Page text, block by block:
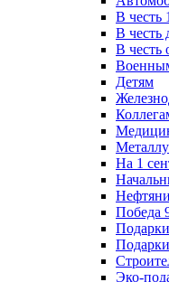
В честь
В честь
В честь
Детям
На 1
Победа
Эко-